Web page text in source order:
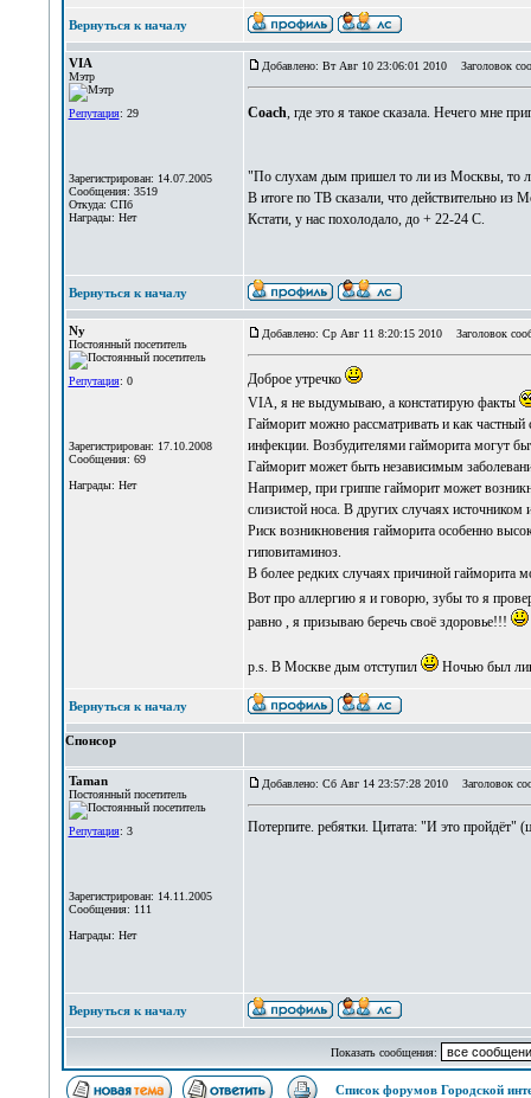
Вернуться к началу
VIA
Мэтр
Репутация: 29
Зарегистрирован: 14.07.2005
Сообщения: 3519
Откуда: СПб
Награды: Нет
Добавлено: Вт Авг 10 23:06:01 2010 Заголовок
Coach, где это я такое сказала. Нечего мне
"По слухам дым пришел то ли из Москвы, то
В итоге по ТВ сказали, что действительно из
Кстати, у нас похолодало, до + 22-24 С.
Вернуться к началу
Ny
Постоянный посетитель
Репутация: 0
Зарегистрирован: 17.10.2008
Сообщения: 69
Награды: Нет
Добавлено: Ср Авг 11 8:20:15 2010 Заголовок
Доброе утречко
VIA, я не выдумываю, а констатирую факты
Гайморит можно рассматривать и как частный
инфекции. Возбудителями гайморита могут
Гайморит может быть независимым
Например, при гриппе гайморит может
слизистой носа. В других случаях
Риск возникновения гайморита особенно
гиповитаминоз.
В более редких случаях причиной гайморита
Вот про аллергию я и говорю, зубы то я
равно , я призываю беречь своё здоровье!!!
p.s. В Москве дым отступил Ночью был
Вернуться к началу
Спонсор
Taman
Постоянный посетитель
Репутация: 3
Зарегистрирован: 14.11.2005
Сообщения: 111
Награды: Нет
Добавлено: Сб Авг 14 23:57:28 2010 Заголовок
Потерпите. ребятки. Цитата: "И это пройдёт"
Вернуться к началу
Показать сообщения:
Список форумов Городской